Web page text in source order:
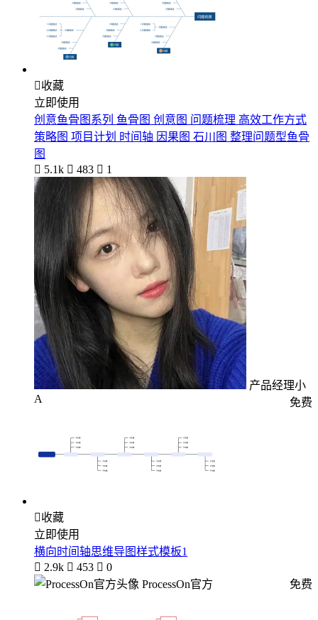
收藏
立即使用
创意鱼骨图系列 鱼骨图 创意图 问题梳理 高效工作方式
策略图 项目计划 时间轴 因果图 石川图 整理问题型鱼骨
图
 5.1k  483  1
产品经理小
A
免费
收藏
立即使用
横向时间轴思维导图样式模板1
 2.9k  453  0
ProcessOn官方
免费